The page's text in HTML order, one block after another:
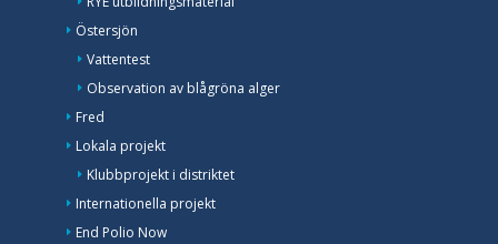
Östersjön
Vattentest
Observation av blågröna alger
Fred
Lokala projekt
Klubbprojekt i distriktet
Internationella projekt
End Polio Now